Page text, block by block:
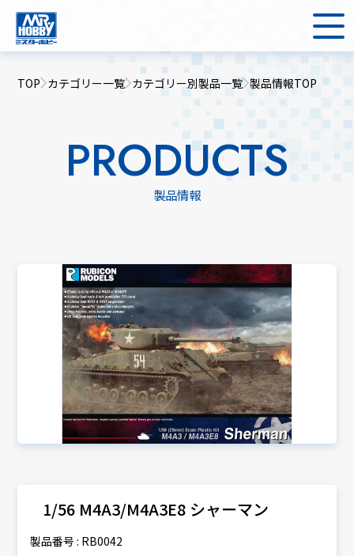
TOP カテゴリー一覧 カテゴリー別製品一覧 製品情報TOP
PRODUCTS
製品情報
1/56 M4A3/M4A3E8 シャーマン
製品番号 : RB0042